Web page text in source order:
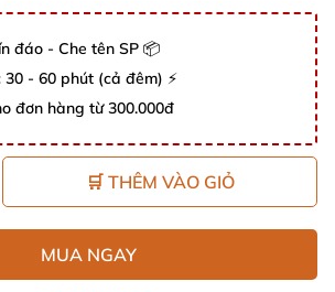
đáo - Che tên SP 📦
- 60 phút (cả đêm) ⚡
đơn hàng từ 300.000đ
🛒 THÊM VÀO GIỎ
MUA NGAY